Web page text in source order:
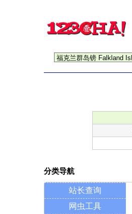
分类导航
站长查询
网虫工具